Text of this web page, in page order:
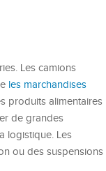
Les camions
les marchandises
produits alimentaires
de grandes
logistique. Les
ou des suspensions